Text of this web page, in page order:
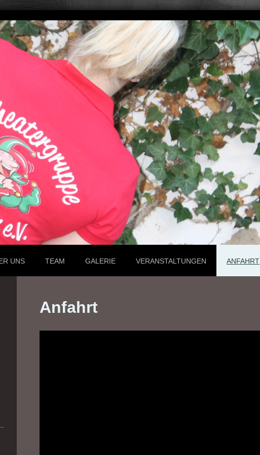
UNS TEAM GALERIE VERANSTALTUNGEN ANFAHRT
Anfahrt